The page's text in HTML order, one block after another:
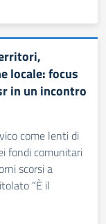
locale: focus
in un incontro
come lenti di
fondi comunitari
scorsi a
“È il